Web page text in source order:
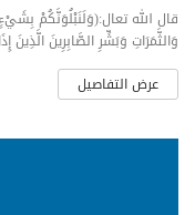
قال الله تعال:(وَلَنَبْلُوَنَّكُمْ
وَالثَّمَرَاتِ وَبَشِّرِ الصَّابِرِينَ الَّذِينَ
عرض التفاصيل